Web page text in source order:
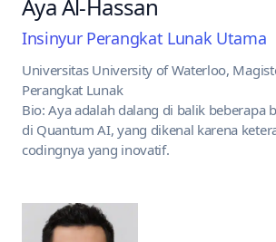
Aya Al-Hassan
Insinyur Perangkat Lunak Utama
Universitas University of Waterloo,
Perangkat Lunak
Bio: Aya adalah dalang di balik beberapa
di Quantum AI, yang dikenal karena
codingnya yang inovatif.